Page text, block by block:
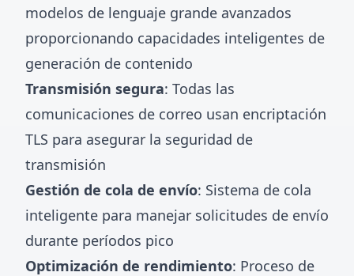
modelos de lenguaje grande avanzados
proporcionando capacidades inteligentes de
generación de contenido
Transmisión segura: Todas las
comunicaciones de correo usan encriptación
TLS para asegurar la seguridad de
transmisión
Gestión de cola de envío: Sistema de cola
inteligente para manejar solicitudes de envío
durante períodos pico
Optimización de rendimiento: Proceso de